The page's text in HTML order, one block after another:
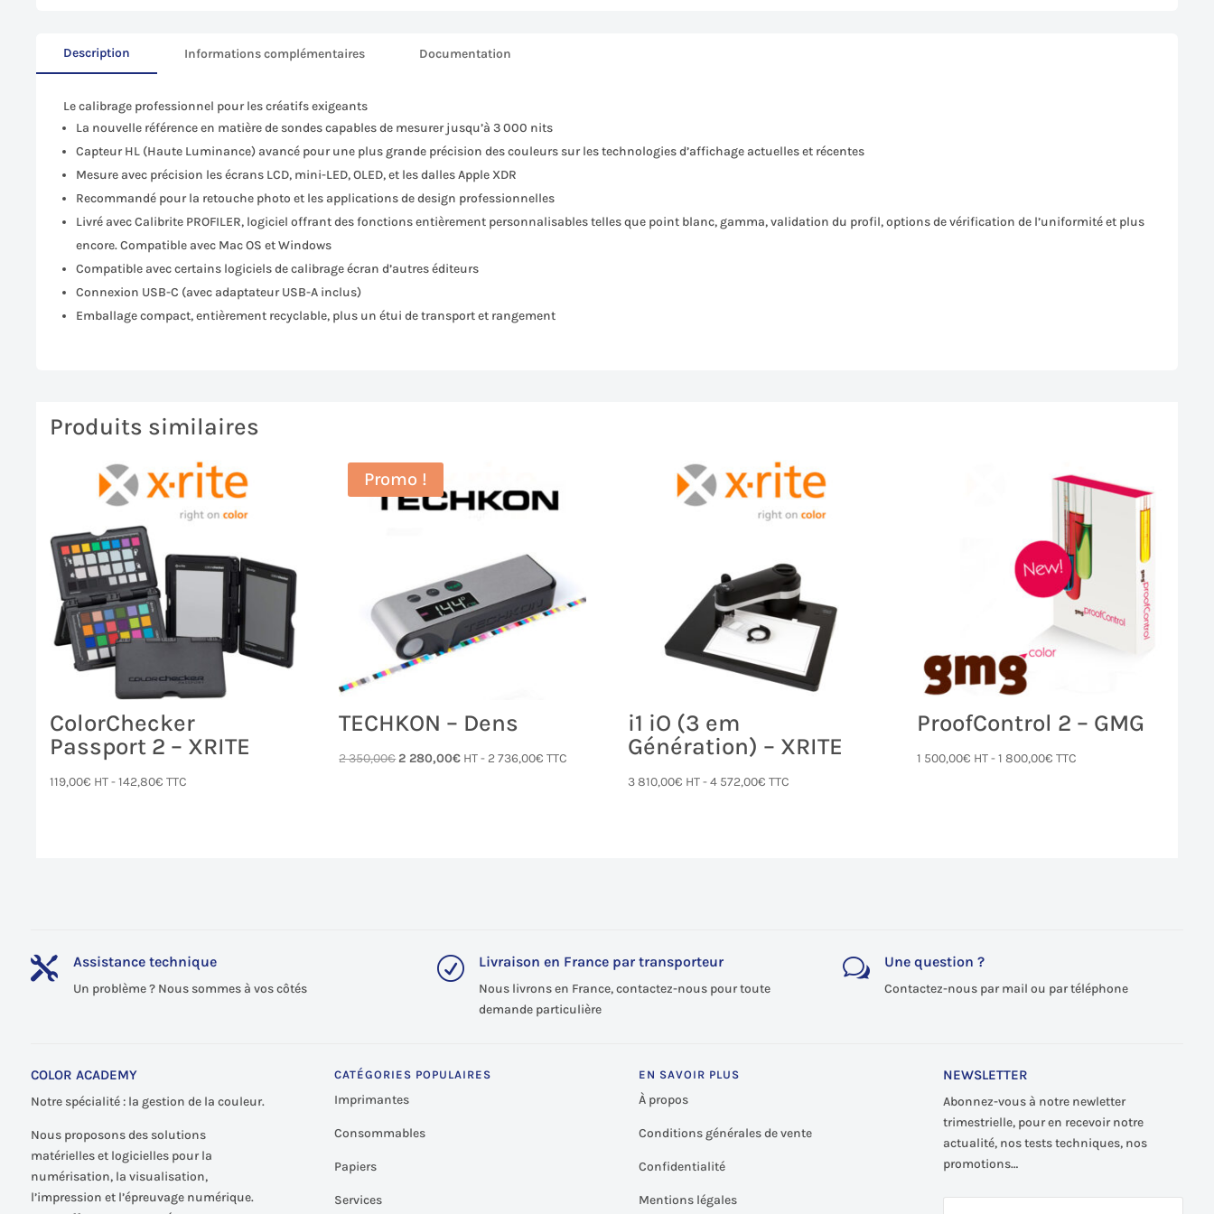
Description Informations complémentaires Documentation
Le calibrage professionnel pour les créatifs exigeants
La nouvelle référence en matière de sondes capables de mesurer jusqu’à 3 000 nits
Capteur HL (Haute Luminance) avancé pour une plus grande précision des couleurs sur les technologies d’affichage actuelles et récentes
Mesure avec précision les écrans LCD, mini-LED, OLED, et les dalles Apple XDR
Recommandé pour la retouche photo et les applications de design professionnelles
Livré avec Calibrite PROFILER, logiciel offrant des fonctions entièrement personnalisables telles que point blanc, gamma, validation du profil, options de vérification de l’uniformité et plus
encore. Compatible avec Mac OS et Windows
Compatible avec certains logiciels de calibrage écran d’autres éditeurs
Connexion USB-C (avec adaptateur USB-A inclus)
Emballage compact, entièrement recyclable, plus un étui de transport et rangement
Produits similaires
ColorChecker
Passport 2 – XRITE
119,00€ HT -142,80€ TTC
Promo !
TECHKON – Dens
2 350,00€ Le
2 280,00€Le
HT - 2 736,00€ TTC
i1 iO (3 em
Génération) – XRITE
3 810,00€ HT -4 572,00€ TTC
ProofControl 2 – GMG
1 500,00€ HT -1 800,00€ TTC
 Assistance technique
Un problème ? Nous sommes à vos côtés
R Livraison en France par transporteur
Nous livrons en France, contactez-nous pour toute
demande particulière
w Une question ?
Contactez-nous par mail ou par téléphone
COLOR ACADEMY
Notre spécialité : la gestion de la couleur.
Nous proposons des solutions
matérielles et logicielles pour la
numérisation, la visualisation,
l’impression et l’épreuvage numérique.
CATÉGORIES POPULAIRES
Imprimantes
Consommables
Papiers
Services
EN SAVOIR PLUS
À propos
Conditions générales de vente
Confidentialité
Mentions légales
NEWSLETTER
Abonnez-vous à notre newletter
trimestrielle, pour en recevoir notre
actualité, nos tests techniques, nos
promotions…